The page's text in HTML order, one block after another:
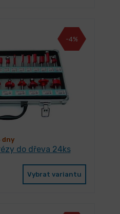
-4%
dny
do dřeva 24ks
Vybrat variantu